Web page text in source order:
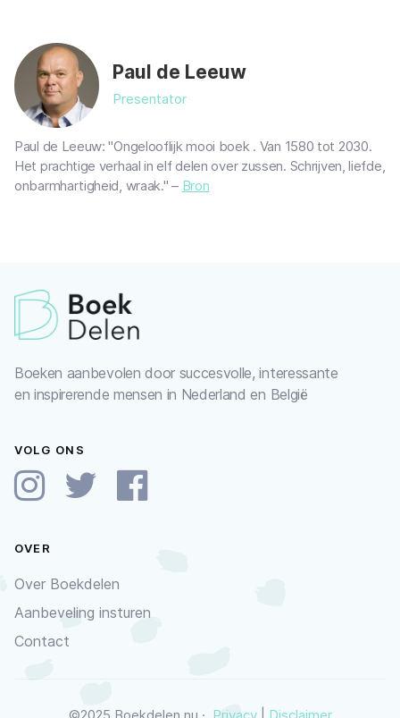
Paul de Leeuw
Presentator
Paul de Leeuw: "Ongelooflijk mooi boek . Van 1580 tot 2030.
Het prachtige verhaal in elf delen over zussen. Schrijven, liefde,
onbarmhartigheid, wraak." – Bron
Boeken aanbevolen door succesvolle, interessante
en inspirerende mensen in Nederland en België
VOLG ONS
OVER
Over Boekdelen
Aanbeveling insturen
Contact